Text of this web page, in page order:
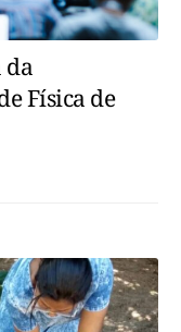
da
Física de